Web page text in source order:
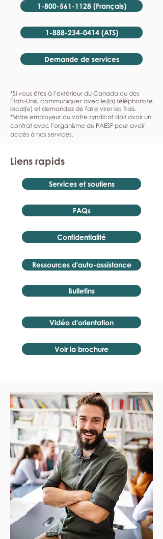
1-800-561-1128 (Français)
1-888-234-0414 (ATS)
Demande de services
*Si vous êtes à l’extérieur du Canada ou des
États-Unis, communiquez avec le(la) téléphoniste
local(e) et demandez de faire virer les frais.
*Votre employeur ou votre syndicat doit avoir un
contrat avec l’organisme du PAESF pour avoir
accès à nos services.
Liens rapids
Services et soutiens
FAQs
Confidentialité
Ressources d'auto-assistance
Bulletins
Vidéo d'orientation
Voir la brochure